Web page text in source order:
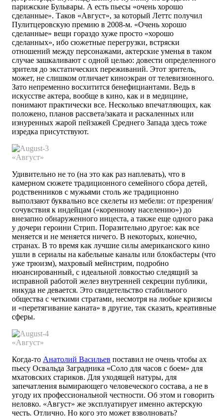
парижские Бульвары. А есть пьесы «очень хорошо
сделанные». Таков «Август», за который Леттс получил
Пулитцеровскую премию в 2008-м. «Очень хорошо
сделанные» вещи гораздо хуже просто «хорошо
сделанных», ибо сюжетные перегрузки, встряски
отношений между персонажами, актерские уменья в таком
случае зашкаливают с одной целью: довести определенного
зрителя до экстатических переживаний. Этот зритель,
может, не слишком отличает киноэкран от телевизионного.
Зато непременно восхитится бенефициантами. Ведь в
искусстве актера, вообще в кино, как и в медицине,
понимают практически все. Несколько впечатляющих, как
положено, планов рассвета/заката и раскаленных или
изнуренных жарой пейзажей Среднего Запада здесь тоже
изредка присутствуют.
«Август»
Удивительно не то (на это как раз наплевать), что в
камерном сюжете традиционного семейного сбора детей,
родственников с мужьями столь же традиционно
выползают буквально все скелеты из мебели: от презрения/
сочувствия к индейцам («коренному населению») до
внезапно обнаруженного инцеста, а также еще одного рака
у дочери героини Стрип. Поразительно другое: как все
меняется и не меняется ничего. В некоторых, конечно,
странах. В то время как лучшие силы американского кино
ушли в сериалы на кабельные каналы или блокбастеры (что
уже трюизм), махровый мейнстрим, подробно
нюансированный, с идеальной ловкостью следящий за
исправной работой желез внутренней секреции публики,
никуда не девается. Это свидетельство стабильного
общества с четкими стратами, несмотря на любые кризисы
и «перетягивание каната» в другие, так сказать, креативные
сферы.
«Август»
Когда-то Анатолий Васильев поставил не очень чтобы ах
пьесу Освальда Заградника «Соло для часов с боем» для
мхатовских стариков. Для уходящей натуры, для
запечатления вымирающего человеческого состава, а не в
угоду их профессиональной честности. Об этом и говорить
неловко. «Август» же эксплуатирует именно актерскую
честь. Отлично. Но кого это может взволновать?